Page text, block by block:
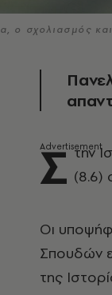
ο σχολιασμός
Σ την
(8.6)
Οι
Σπουδών
της